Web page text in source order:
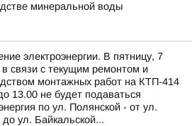
минеральной воды
электроэнергии. В пятницу, 7
в связи с текущим ремонтом и
монтажных работ на КТП-414
13.00 не будет подаваться
по ул. Полянской - от ул.
до ул. Байкальской...